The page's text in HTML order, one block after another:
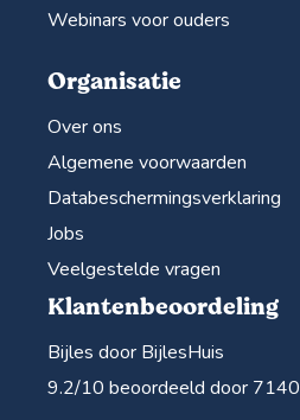
Webinars voor ouders
Organisatie
Over ons
Algemene voorwaarden
Databeschermingsverklaring
Jobs
Veelgestelde vragen
Klantenbeoordeling
Bijles door BijlesHuis
9.2/10 beoordeeld door 7140